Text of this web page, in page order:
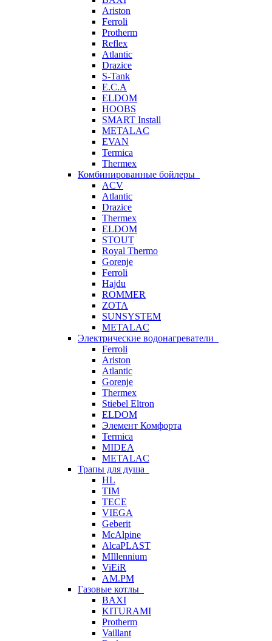
Ariston
Ferroli
Protherm
Reflex
Atlantic
Drazice
S-Tank
E.C.A
ELDOM
HOOBS
SMART Install
METALAC
EVAN
Termica
Thermex
Комбинированные бойлеры
ACV
Atlantic
Drazice
Thermex
ELDOM
STOUT
Royal Thermo
Gorenje
Ferroli
Hajdu
ROMMER
ZOTA
SUNSYSTEM
METALAC
Электрические водонагреватели
Ferroli
Ariston
Atlantic
Gorenje
Thermex
Stiebel Eltron
ELDOM
Элемент Комфорта
Termica
MIDEA
METALAC
Трапы для душа
HL
TIM
TECE
VIEGA
Geberit
McAlpine
AlcaPLAST
MIllennium
ViEiR
AM.PM
Газовые котлы
BAXI
KITURAMI
Protherm
Vaillant